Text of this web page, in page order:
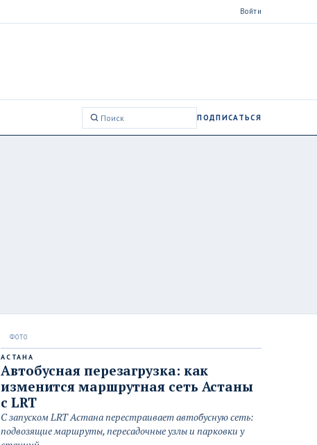
Войти
Поиск:
ПОДПИСАТЬСЯ
АСТАНА
Автобусная перезагрузка: как
изменится маршрутная сеть Астаны
с LRT
С запуском LRT Астана перестраивает автобусную сеть:
подвозящие маршруты, пересадочные узлы и парковки у